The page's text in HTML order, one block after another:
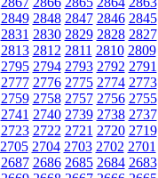
2849 2848 2847 2846 2845
2831 2830 2829 2828 2827
2813 2812 2811 2810 2809
2795 2794 2793 2792 2791
2777 2776 2775 2774 2773
2759 2758 2757 2756 2755
2741 2740 2739 2738 2737
2723 2722 2721 2720 2719
2705 2704 2703 2702 2701
2687 2686 2685 2684 2683